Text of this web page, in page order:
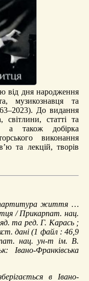
від дня народження
музикознавця та
До видання
статті та
а також добірка
виконання
та лекцій, творів
партитура життя …
/ Прикарпат. нац.
та ред. Г. Карась ;
дані (1 файл : 46,9
нац. ун-т ім. В.
Івано-Франківська
в Івано-